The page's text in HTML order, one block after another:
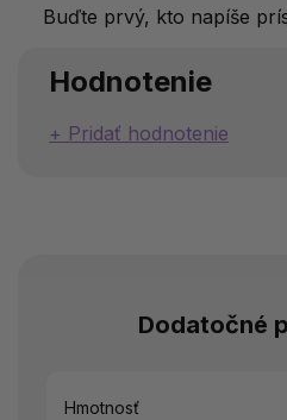
Buďte prvý, kto napíše
Hodnotenie
Pridať hodnotenie
Dodatočné
Hmotnosť